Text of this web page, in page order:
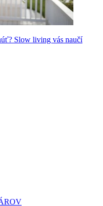
Slow living vás naučí